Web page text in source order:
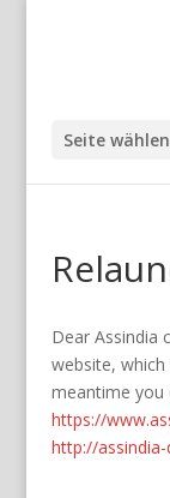
Seite wählen
Dear Assindia
website, which
meantime you
https://
http://assindia-